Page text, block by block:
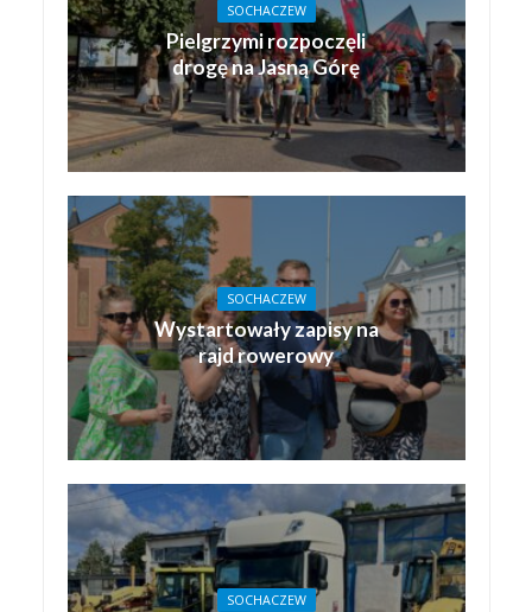
SOCHACZEW
Pielgrzymi rozpoczęli
drogę na Jasną Górę
SOCHACZEW
Wystartowały zapisy na
rajd rowerowy
SOCHACZEW